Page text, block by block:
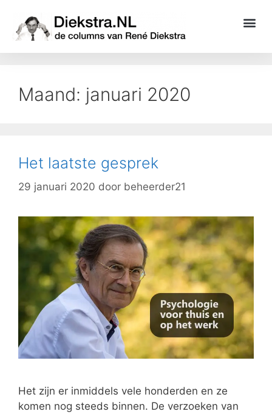
Maand: januari 2020
Het laatste gesprek
29 januari 2020 door beheerder21
Het zijn er inmiddels vele honderden en ze
komen nog steeds binnen. De verzoeken van